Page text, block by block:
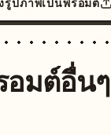
รูปภาพเป็นพรอมต์
อมต์อื่นๆ